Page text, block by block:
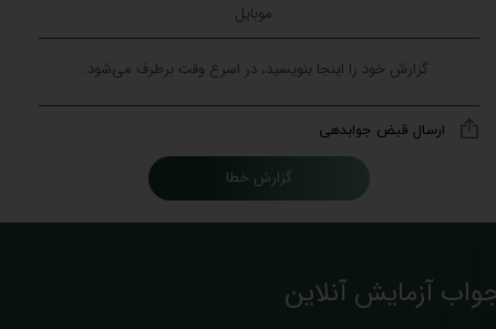
گزارش خطا
ارسال قبض جوابدهی
آزمایش آنلاین